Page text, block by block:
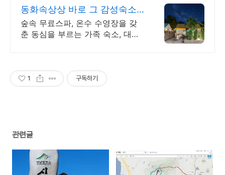
한휴식
동화속상상 바로 그 감성숙소
제주서쪽 오설록근처 완벽독채
숲속 무료스파, 온수 수영장을 갖
춘 동심을 부르는 가족 숙소, 대가
1 구독하기
관련글